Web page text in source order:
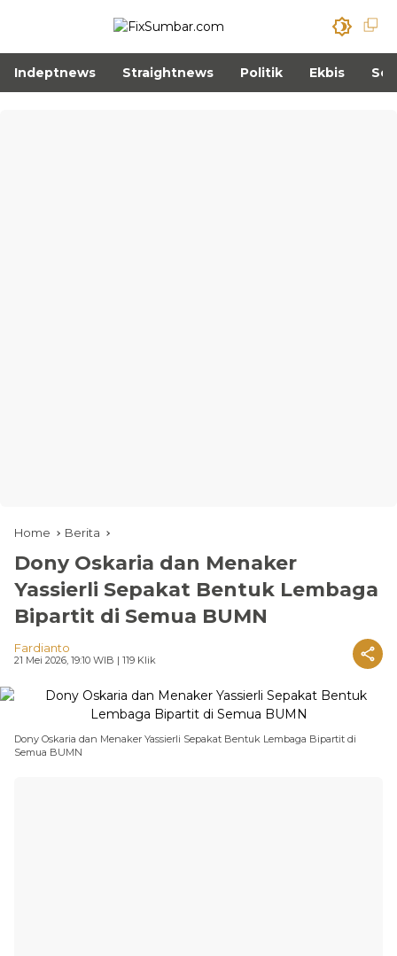
Indeptnews Straightnews Politik Ekbis
Home Berita
Dony Oskaria dan Menaker
Yassierli Sepakat Bentuk Lembaga
Bipartit di Semua BUMN
Fardianto
21 Mei 2026, 19:10 WIB | 119 Klik
Dony Oskaria dan Menaker Yassierli Sepakat Bentuk Lembaga Bipartit di
Semua BUMN